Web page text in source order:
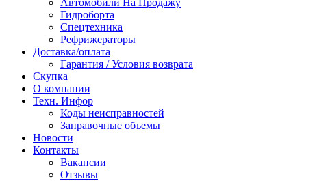
Автомобили На Продажу
Гидроборта
Спецтехника
Рефрижераторы
Доставка/оплата
Гарантия / Условия возврата
Скупка
О компании
Техн. Инфор
Коды неисправностей
Заправочные объемы
Новости
Контакты
Вакансии
Отзывы